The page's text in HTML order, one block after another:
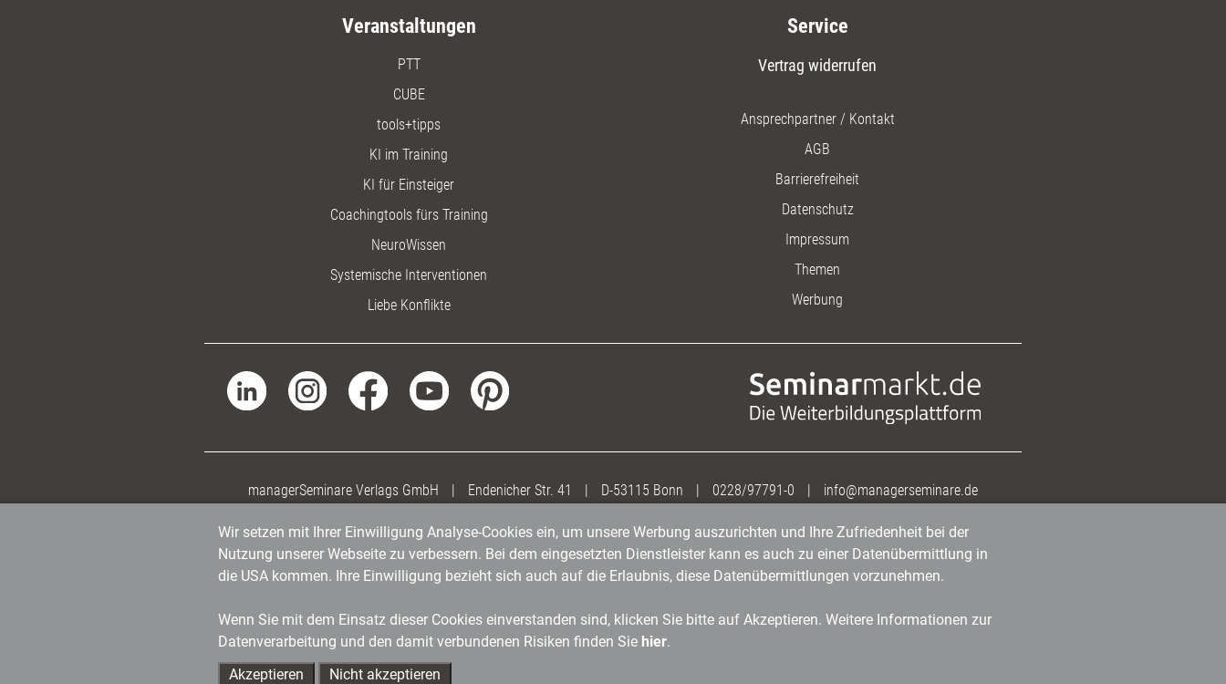
Veranstaltungen
PTT
CUBE
tools+tipps
KI im Training
KI für Einsteiger
Coachingtools fürs Training
NeuroWissen
Systemische Interventionen
Liebe Konflikte
Service
Vertrag widerrufen
Ansprechpartner / Kontakt
AGB
Barrierefreiheit
Datenschutz
Impressum
Themen
Werbung
managerSeminare Verlags GmbH | Endenicher Str. 41 | D-53115 Bonn | 0228/97791-0 | info@managerseminare.de
Wir setzen mit Ihrer Einwilligung Analyse-Cookies ein, um unsere Werbung auszurichten und Ihre Zufriedenheit bei der
Nutzung unserer Webseite zu verbessern. Bei dem eingesetzten Dienstleister kann es auch zu einer Datenübermittlung in
die USA kommen. Ihre Einwilligung bezieht sich auch auf die Erlaubnis, diese Datenübermittlungen vorzunehmen.
Wenn Sie mit dem Einsatz dieser Cookies einverstanden sind, klicken Sie bitte auf Akzeptieren. Weitere Informationen zur
Datenverarbeitung und den damit verbundenen Risiken finden Sie hier.
Akzeptieren
Nicht akzeptieren